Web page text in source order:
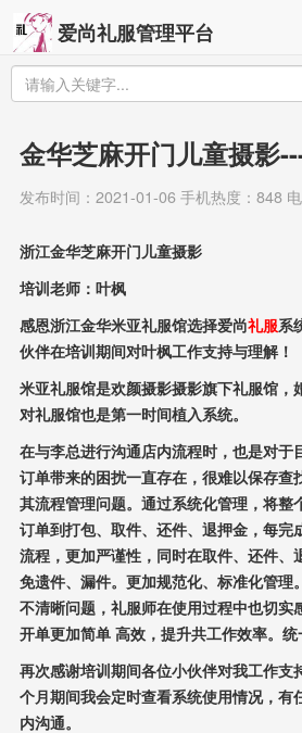
爱尚礼服管理平台
金华芝麻开门儿童摄影
发布时间：2021-01-06 手机热度：848
浙江金华芝麻开门儿童摄影
培训老师：叶枫
感恩浙江金华米亚礼服馆选择爱尚礼服 系
伙伴在培训期间对叶枫工作支持与理解！
米亚礼服馆是欢颜摄影摄影旗下礼服馆，
对礼服馆也是第一时间植入系统。
在与李总进行沟通店内流程时，也是对于
订单带来的困扰一直存在，很难以保存查
其流程管理问题。通过系统化管理，将整
订单到打包、取件、还件、退押金，每完
流程，更加严谨性，同时在取件、还件、
免遗件、漏件。更加规范化、标准化管理
不清晰问题，礼服师在使用过程中也切实
开单更加简单 高效，提升共工作效率。统
再次感谢培训期间各位小伙伴对我工作支
个月期间我会定时查看系统使用情况，有
内沟通。